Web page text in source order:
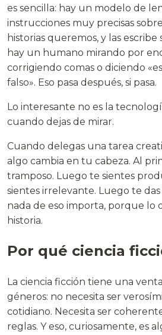
es sencilla: hay un modelo de
instrucciones muy precisas
historias queremos, y las escribe
hay un humano mirando por
corrigiendo comas o diciendo
falso». Eso pasa después, si pasa.
Lo interesante no es la
cuando dejas de mirar.
Cuando delegas una tarea
algo cambia en tu cabeza. Al
tramposo. Luego te sientes
sientes irrelevante. Luego te
nada de eso importa, porque lo
historia.
Por qué ciencia
La ciencia ficción tiene una
géneros: no necesita ser
cotidiano. Necesita ser
reglas. Y eso, curiosamente, es